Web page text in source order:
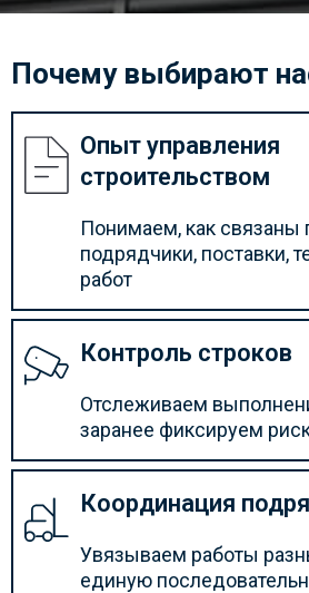
Почему выбирают
Опыт управления
строительством
Понимаем, как связаны
подрядчики, поставки,
работ
Контроль строков
Отслеживаем
заранее фиксируем
Координация
Увязываем работы
единую